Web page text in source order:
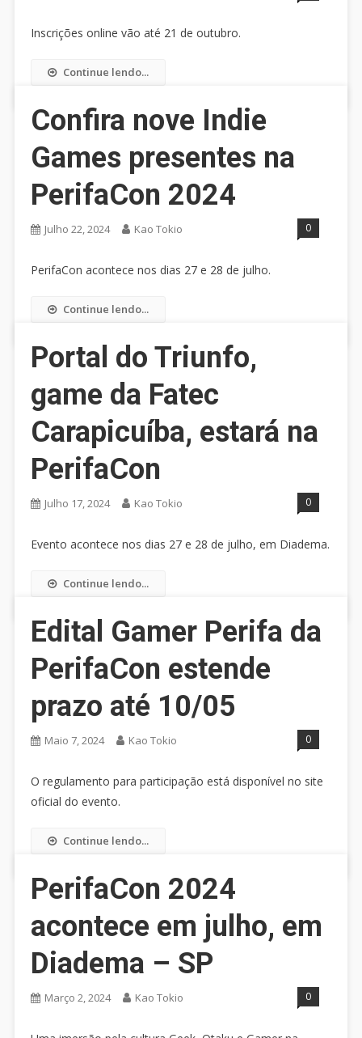
Inscrições online vão até 21 de outubro.
Continue lendo...
Confira nove Indie
Games presentes na
PerifaCon 2024
Julho 22, 2024 Kao Tokio 0
PerifaCon acontece nos dias 27 e 28 de julho.
Continue lendo...
Portal do Triunfo,
game da Fatec
Carapicuíba, estará na
PerifaCon
Julho 17, 2024 Kao Tokio 0
Evento acontece nos dias 27 e 28 de julho, em Diadema.
Continue lendo...
Edital Gamer Perifa da
PerifaCon estende
prazo até 10/05
Maio 7, 2024 Kao Tokio 0
O regulamento para participação está disponível no site
oficial do evento.
Continue lendo...
PerifaCon 2024
acontece em julho, em
Diadema – SP
Março 2, 2024 Kao Tokio 0